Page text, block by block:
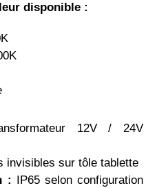
disponible :
12V / 24V
invisibles sur tôle tablette
: IP65 selon configuration